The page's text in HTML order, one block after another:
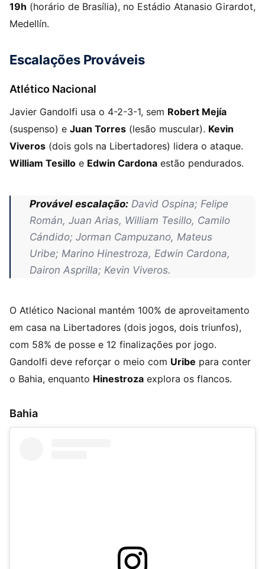
19h (horário de Brasília), no Estádio Atanasio Girardot,
Medellín.
Escalações Prováveis
Atlético Nacional
Javier Gandolfi usa o 4-2-3-1, sem Robert Mejía
(suspenso) e Juan Torres (lesão muscular). Kevin
Viveros (dois gols na Libertadores) lidera o ataque.
William Tesillo e Edwin Cardona estão pendurados.
Provável escalação: David Ospina; Felipe
Román, Juan Arias, William Tesillo, Camilo
Cándido; Jorman Campuzano, Mateus
Uribe; Marino Hinestroza, Edwin Cardona,
Dairon Asprilla; Kevin Viveros.
O Atlético Nacional mantém 100% de aproveitamento
em casa na Libertadores (dois jogos, dois triunfos),
com 58% de posse e 12 finalizações por jogo.
Gandolfi deve reforçar o meio com Uribe para conter
o Bahia, enquanto Hinestroza explora os flancos.
Bahia